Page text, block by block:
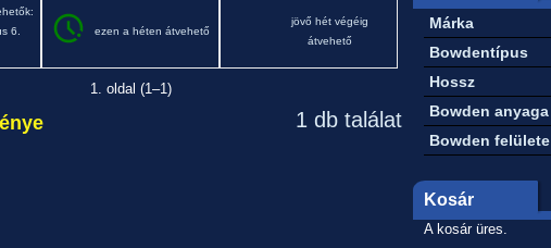
6.
ezen a héten átvehető
jövő hét végéig
átvehető
1. oldal (1–1)
1 db találat
Márka
Bowdentípus
Hossz
Bowden anyaga
Bowden felülete
Kosár
A kosár üres.